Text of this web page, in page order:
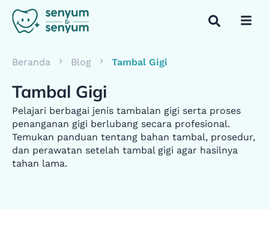
Beranda Blog Tambal Gigi
Tambal Gigi
Pelajari berbagai jenis tambalan gigi serta proses
penanganan gigi berlubang secara profesional.
Temukan panduan tentang bahan tambal, prosedur,
dan perawatan setelah tambal gigi agar hasilnya
tahan lama.